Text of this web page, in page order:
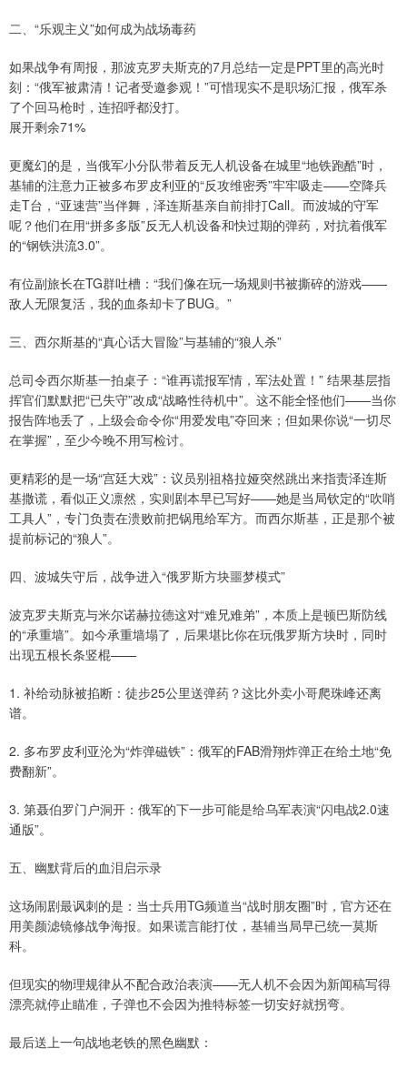
二、“乐观主义”如何成为战场毒药
如果战争有周报，那波克罗夫斯克的7月总结一定是PPT里的高光时
刻：“俄军被肃清！记者受邀参观！”可惜现实不是职场汇报，俄军杀
了个回马枪时，连招呼都没打。
展开剩余71%
更魔幻的是，当俄军小分队带着反无人机设备在城里“地铁跑酷”时，
基辅的注意力正被多布罗皮利亚的“反攻维密秀”牢牢吸走——空降兵
走T台，“亚速营”当伴舞，泽连斯基亲自前排打Call。而波城的守军
呢？他们在用“拼多多版”反无人机设备和快过期的弹药，对抗着俄军
的“钢铁洪流3.0”。
有位副旅长在TG群吐槽：“我们像在玩一场规则书被撕碎的游戏——
敌人无限复活，我的血条却卡了BUG。”
三、西尔斯基的“真心话大冒险”与基辅的“狼人杀”
总司令西尔斯基一拍桌子：“谁再谎报军情，军法处置！” 结果基层指
挥官们默默把“已失守”改成“战略性待机中”。这不能全怪他们——当你
报告阵地丢了，上级会命令你“用爱发电”夺回来；但如果你说“一切尽
在掌握”，至少今晚不用写检讨。
更精彩的是一场“宫廷大戏”：议员别祖格拉娅突然跳出来指责泽连斯
基撒谎，看似正义凛然，实则剧本早已写好——她是当局钦定的“吹哨
工具人”，专门负责在溃败前把锅甩给军方。而西尔斯基，正是那个被
提前标记的“狼人”。
四、波城失守后，战争进入“俄罗斯方块噩梦模式”
波克罗夫斯克与米尔诺赫拉德这对“难兄难弟”，本质上是顿巴斯防线
的“承重墙”。如今承重墙塌了，后果堪比你在玩俄罗斯方块时，同时
出现五根长条竖棍——
1. 补给动脉被掐断：徒步25公里送弹药？这比外卖小哥爬珠峰还离
谱。
2. 多布罗皮利亚沦为“炸弹磁铁”：俄军的FAB滑翔炸弹正在给土地“免
费翻新”。
3. 第聂伯罗门户洞开：俄军的下一步可能是给乌军表演“闪电战2.0速
通版”。
五、幽默背后的血泪启示录
这场闹剧最讽刺的是：当士兵用TG频道当“战时朋友圈”时，官方还在
用美颜滤镜修战争海报。如果谎言能打仗，基辅当局早已统一莫斯
科。
但现实的物理规律从不配合政治表演——无人机不会因为新闻稿写得
漂亮就停止瞄准，子弹也不会因为推特标签一切安好就拐弯。
最后送上一句战地老铁的黑色幽默：
上证综指 3900.35 +21.92 +0.57%
深证成指 14110.12 -34.08 -0.24%
沪深300